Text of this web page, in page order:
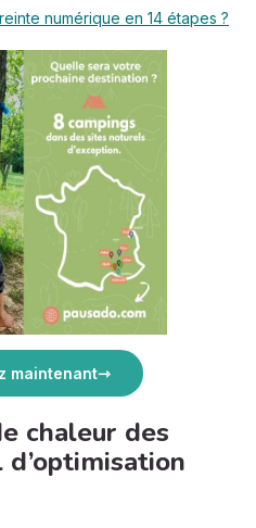
numérique en 14 étapes ?
maintenant
chaleur des